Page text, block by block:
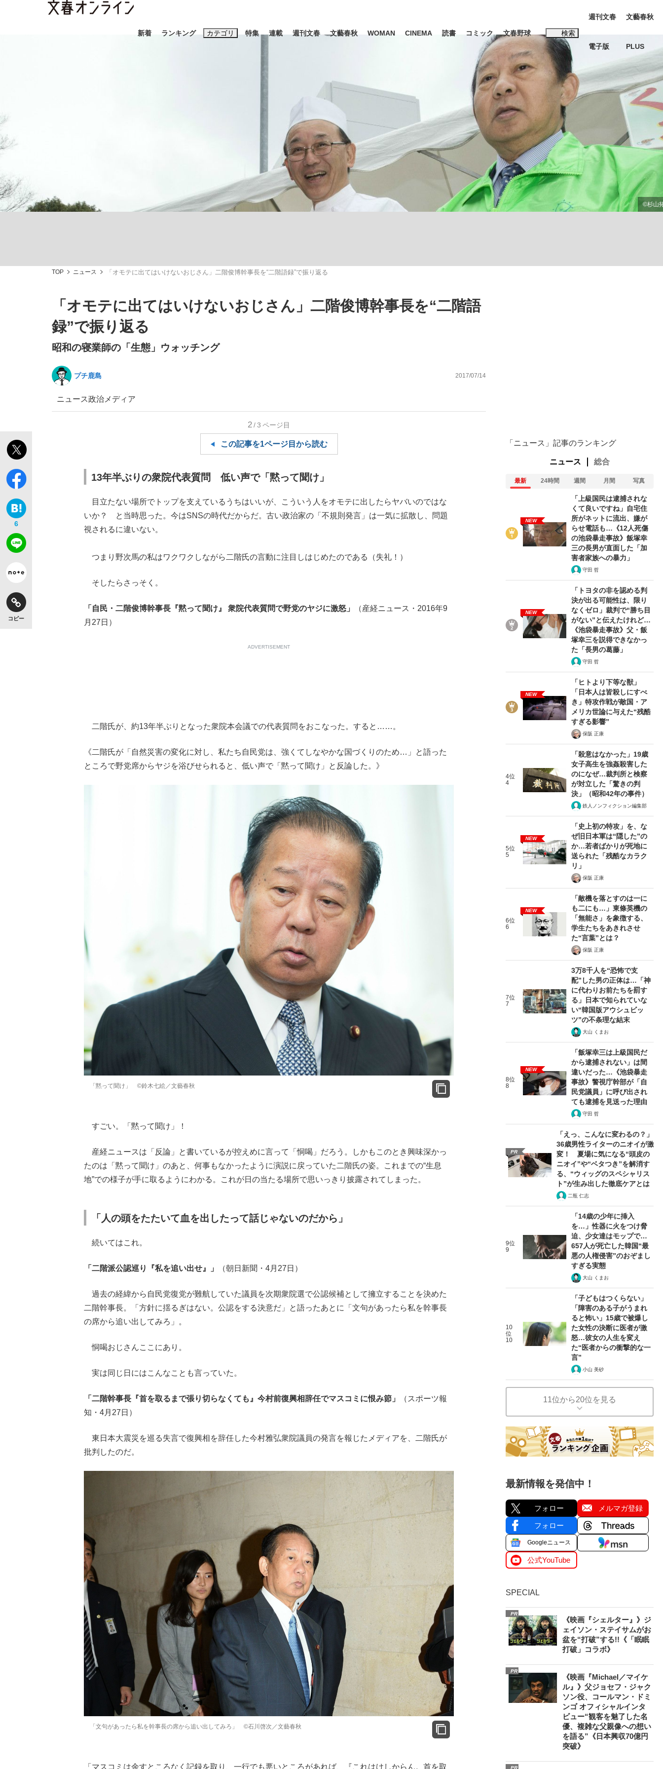
新着 ランキング カテゴリ
インタビュー 読書
「90%は失敗する。でも…」本田圭佑が初めて明かした日本代表監督に... 「最悪の空気のまま解散」WBC日本代表“敗戦”の真実 選手が明かす...
「敗因分析は一切聞かれなかった」侍ジャパン選手が証言した“NPB聞... 「クマが悪者扱いされているのが悲しい」『北の国から』倉本聰氏（91...
「目標達成できなかったからと言って…」サッカー日本代表・森保一監督...
もっと見る
特集
私のあのとき、私のいま
キングの誕生を、目撃せよ。
いまさら聞けない資産運用のすべて
連載 週刊文春 文藝春秋 WOMAN CINEMA 読書 コミック 文春野球 検索
#後藤真希 #森岡毅 #内田有紀
#松田聖子
週刊文春
電子版
文藝春秋
PLUS
TOP ニュース 「オモテに出てはいけないおじさん」二階俊博幹事長を“二階語録”で振り返る
「オモテに出てはいけないおじさん」二階俊博幹事長を“二階語
録”で振り返る
昭和の寝業師の「生態」ウォッチング
プチ鹿島 2017/07/14
ニュース政治 メディア
6
コピー
2/3 ページ目
この記事を1ページ目から読む
13年半ぶりの衆院代表質問 低い声で「黙って聞け」
目立たない場所でトップを支えているうちはいいが、こういう人をオモテに出したらヤバいのではな
いか？ と当時思った。今はSNSの時代だからだ。古い政治家の「不規則発言」は一気に拡散し、問題
視されるに違いない。
つまり野次馬の私はワクワクしながら二階氏の言動に注目しはじめたのである（失礼！）
そしたらさっそく。
「自民・二階俊博幹事長『黙って聞け』 衆院代表質問で野党のヤジに激怒」
（産経ニュース・2016年9
月27日）
ADVERTISEMENT
二階氏が、約13年半ぶりとなった衆院本会議での代表質問をおこなった。すると……。
《二階氏が「自然災害の変化に対し、私たち自民党は、強くてしなやかな国づくりのため…」と語った
ところで野党席からヤジを浴びせられると、低い声で「黙って聞け」と反論した。》
「黙って聞け」 ©鈴木七絵／文藝春秋
すごい。「黙って聞け」！
産経ニュースは「反論」と書いているが控えめに言って「恫喝」だろう。しかもこのとき興味深かっ
たのは「黙って聞け」のあと、何事もなかったように演説に戻っていた二階氏の姿。これまでの“生息
地”での様子が手に取るようにわかる。これが日の当たる場所で思いっきり披露されてしまった。
「人の頭をたたいて血を出したって話じゃないのだから」
続いてはこれ。
「二階派公認巡り『私を追い出せ』」 （朝日新聞・4月27日）
過去の経緯から自民党復党が難航していた議員を次期衆院選で公認候補として擁立することを決めた
二階幹事長。「方針に揺るぎはない。公認をする決意だ」と語ったあとに「文句があったら私を幹事長
の席から追い出してみろ」。
恫喝おじさんここにあり。
実は同じ日にはこんなことも言っていた。
「二階幹事長『首を取るまで張り切らなくても』今村前復興相辞任でマスコミに恨み節」
（スポーツ報
知・4月27日）
東日本大震災を巡る失言で復興相を辞任した今村雅弘衆院議員の発言を報じたメディアを、二階氏が
批判したのだ。
「文句があったら私を幹事長の席から追い出してみろ」 ©石川啓次／文藝春秋
「マスコミは余すところなく記録を取り、一行でも悪いところがあれば、『これはけしからん。首を取
「ニュース」記事のランキング
ニュース 総合
最新 24時間 週間 月間 写真
NEW
「上級国民は逮捕されな
くて良いですね」自宅住
所がネットに流出、嫌が
らせ電話も…《12人死傷
の池袋暴走事故》飯塚幸
三の長男が直面した「加
害者家族への暴力」
守田 哲
NEW
「トヨタの非を認める判
決が出る可能性は、限り
なくゼロ」裁判で“勝ち目
がない”と伝えたけれど…
《池袋暴走事故》父・飯
塚幸三を説得できなかっ
た「長男の葛藤」
守田 哲
NEW
「ヒトより下等な獣」
「日本人は皆殺しにすべ
き」特攻作戦が敵国・ア
メリカ世論に与えた“残酷
すぎる影響”
保阪 正康
4位
4
「殺意はなかった」19歳
女子高生を強姦殺害した
のになぜ…裁判所と検察
が対立した「驚きの判
決」（昭和42年の事件）
鉄人ノンフィクション編集部
5位
5
NEW
「史上初の特攻」を、な
ぜ旧日本軍は“隠した”の
か…若者ばかりが死地に
送られた「残酷なカラク
リ」
保阪 正康
6位
6
NEW
「敵機を落とすのは一に
も二にも…」東條英機の
「無能さ」を象徴する、
学生たちをあきれさせ
た“言葉”とは？
保阪 正康
7位
7
3万8千人を“恐怖で支
配”した男の正体は…「神
に代わりお前たちを罰す
る」日本で知られていな
い“韓国版アウシュビッ
ツ”の不条理な結末
大山 くまお
8位
8
NEW
「飯塚幸三は上級国民だ
から逮捕されない」は間
違いだった…《池袋暴走
事故》警視庁幹部が「自
民党議員」に呼び出され
ても逮捕を見送った理由
守田 哲
PR
「えっ、こんなに変わるの？」
36歳男性ライターのニオイが激
変！ 夏場に気になる“頭皮の
ニオイ”や“ベタつき”を解消す
る、“ウィッグのスペシャリス
ト”が生み出した徹底ケアとは
二瓶 仁志
9位
9
「14歳の少年に挿入
を…」性器に火をつけ脅
迫、少女達はモップで…
657人が死亡した韓国“最
悪の人権侵害”のおぞまし
すぎる実態
大山 くまお
10
位
10
「子どもはつくらない」
「障害のある子がうまれ
ると怖い」15歳で被爆し
た女性の決断に医者が激
怒…彼女の人生を変え
た“医者からの衝撃的な一
言”
小山 美砂
11位から20位を見る
最新情報を発信中！
フォロー メルマガ登録
フォロー
Googleニュース
公式YouTube
SPECIAL
PR
《映画『シェルター』》ジ
ェイソン・ステイサムがお
盆を“打破”する!!《「眠眠
打破」コラボ》
PR
《映画『Michael／マイケ
ル』》父ジョセフ・ジャク
ソン役、コールマン・ドミ
ンゴ オフィシャルインタ
ビュー“観客を魅了した名
優、複雑な父親像への想い
を語る”《日本興収70億円
突破》